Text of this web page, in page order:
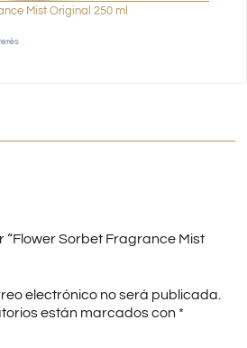
Mist Original 250 ml
“Flower Sorbet Fragrance Mist
electrónico no será publicada.
están marcados con *